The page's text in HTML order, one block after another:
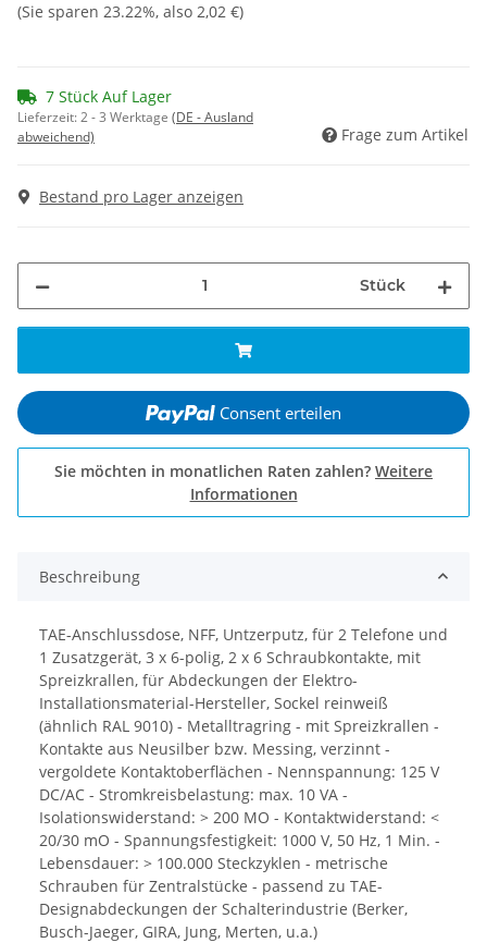
(Sie sparen 23.22%, also 2,02 €)
7 Stück Auf Lager
Lieferzeit:2 - 3 Werktage (DE - Ausland
abweichend)
Frage zum Artikel
Bestand pro Lager anzeigen
Stück
Consent erteilen
Sie möchten in monatlichen Raten zahlen? Weitere
Informationen
Beschreibung
TAE-Anschlussdose, NFF, Untzerputz, für 2 Telefone und
1 Zusatzgerät, 3 x 6-polig, 2 x 6 Schraubkontakte, mit
Spreizkrallen, für Abdeckungen der Elektro-
Installationsmaterial-Hersteller, Sockel reinweiß
(ähnlich RAL 9010) - Metalltragring - mit Spreizkrallen -
Kontakte aus Neusilber bzw. Messing, verzinnt -
vergoldete Kontaktoberflächen - Nennspannung: 125 V
DC/AC - Stromkreisbelastung: max. 10 VA -
Isolationswiderstand: > 200 MO - Kontaktwiderstand: <
20/30 mO - Spannungsfestigkeit: 1000 V, 50 Hz, 1 Min. -
Lebensdauer: > 100.000 Steckzyklen - metrische
Schrauben für Zentralstücke - passend zu TAE-
Designabdeckungen der Schalterindustrie (Berker,
Busch-Jaeger, GIRA, Jung, Merten, u.a.)